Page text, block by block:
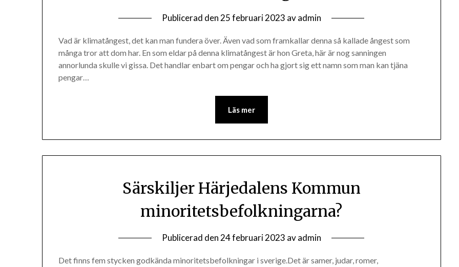
Publicerad den 25 februari 2023 avadmin
Vad är klimatångest, det kan man fundera över. Även vad som framkallar denna så kallade ångest som
många tror att dom har. En som eldar på denna klimatångest är hon Greta, här är nog sanningen
annorlunda skulle vi gissa. Det handlar enbart om pengar och ha gjort sig ett namn som man kan tjäna
pengar…
Läs mer
Särskiljer Härjedalens Kommun
minoritetsbefolkningarna?
Publicerad den24 februari 2023 avadmin
Det finns fem stycken godkända minoritetsbefolkningar i sverige.Det är samer, judar, romer,